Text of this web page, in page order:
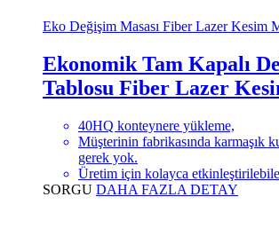
Eko Değişim Masası Fiber Lazer Kesim
Ekonomik Tam Kapalı
Tablosu Fiber Lazer
40HQ konteynere yükleme,
Müşterinin fabrikasında karmaşık
gerek yok.
Üretim için kolayca
SORGU DAHA FAZLA DETAY